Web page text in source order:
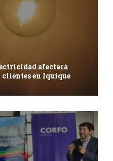
afectará
clientes en Iquique